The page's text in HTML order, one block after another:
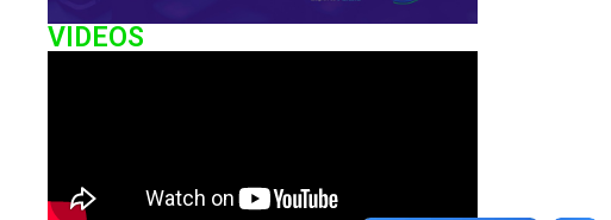
VIDEOS